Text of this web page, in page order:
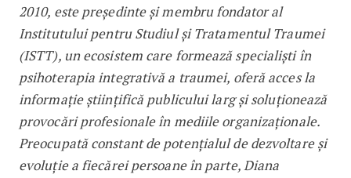
2010, este președinte și membru fondator al
Institutului pentru Studiul și Tratamentul Traumei
(ISTT), un ecosistem care formează specialiști în
psihoterapia integrativă a traumei, oferă acces la
informație științifică publicului larg și soluționează
provocări profesionale în mediile organizaționale.
Preocupată constant de potențialul de dezvoltare și
evoluție a fiecărei persoane în parte, Diana